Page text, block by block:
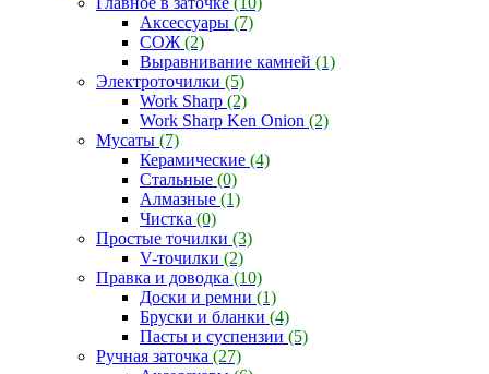
Аксессуары (7)
СОЖ (2)
Выравнивание камней (1)
Электроточилки (5)
Work Sharp (2)
Work Sharp Ken Onion (2)
Мусаты (7)
Керамические (4)
Стальные (0)
Алмазные (1)
Чистка (0)
Простые точилки (3)
V-точилки (2)
Правка и доводка (10)
Доски и ремни (1)
Бруски и бланки (4)
Пасты и суспензии (5)
Ручная заточка (27)